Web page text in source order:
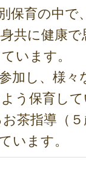
保育の中
共に健康
います。
加し、様
う保育し
茶指導（
います。